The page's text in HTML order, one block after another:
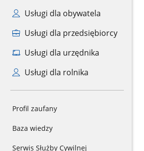
Usługi dla obywatela
Usługi dla przedsiębiorcy
Usługi dla urzędnika
Usługi dla rolnika
Profil zaufany
Baza wiedzy
Serwis Służby Cywilnej